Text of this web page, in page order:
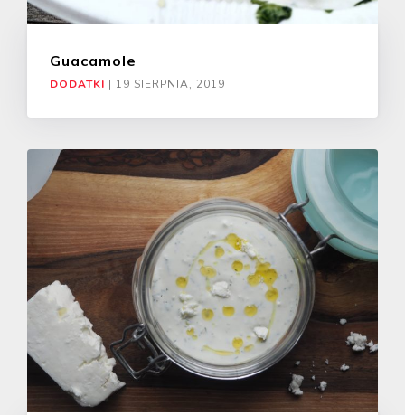
Guacamole
DODATKI | 19 SIERPNIA, 2019